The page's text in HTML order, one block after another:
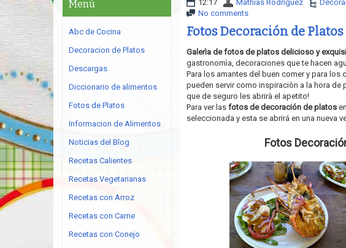
12:17 Mathias Rodriguez
No comments
Fotos Decoración de
Galerìa de fotos de platos delicioso y
gastronomìa, decoraciones que te hacen
Para los amantes del buen comer y para
pueden servir como inspiraciòn a la hora de
que de seguro les abrirà el apetito!
Para ver las fotos de decoración de platos
seleccionada y esta se abrirá en una nueva
Fotos
Menú
Abc de Cocina
Decoracion de Platos
Descargas
Diccionario de alimentos
Fotos de Platos
Informacion de Alimentos
Noticias del Blog
Recetas Calientes
Recetas Vegetarianas
Recetas con Arroz
Recetas con Carne
Recetas con Conejo